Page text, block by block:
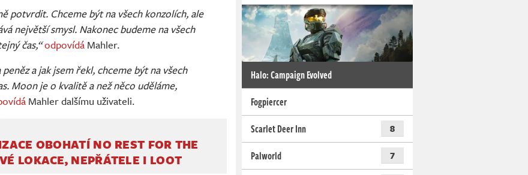
potvrdit. Chceme být na všech konzolích, ale
největší smysl. Nakonec budeme na všech
čas,“odpovídá Mahler.
a jak jsem řekl, chceme být na všech
Moon je o kvalitě a než něco uděláme,
Mahler dalšímu uživateli.
OBOHATÍ NO REST FOR THE
LOKACE, NEPŘÁTELE I LOOT
Halo: Campaign Evolved
Fogpiercer
Scarlet Deer Inn
8
Palworld 7